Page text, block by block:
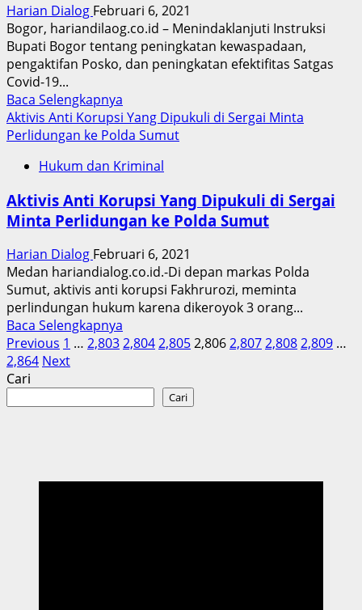
Lapangan
Merdeka
Medan
Harian Dialog Februari 6, 2021
Bogor, hariandilaog.co.id – Menindaklanjuti Instruksi
Bupati Bogor tentang peningkatan kewaspadaan,
pengaktifan Posko, dan peningkatan efektifitas Satgas
Covid-19...
Baca Selengkapnya
more
about
Berlaku
Ganjil
Genap,
Pengendera
Menuju
Puncak
Bogor
Diminta
Hasil
Antigen
Aktivis Anti Korupsi Yang Dipukuli di Sergai Minta
Perlidungan ke Polda Sumut
Hukum dan Kriminal
Aktivis Anti Korupsi Yang Dipukuli di Sergai
Minta Perlidungan ke Polda Sumut
Harian Dialog Februari 6, 2021
Medan hariandialog.co.id.-Di depan markas Polda
Sumut, aktivis anti korupsi Fakhrurozi, meminta
perlindungan hukum karena dikeroyok 3 orang...
Baca Selengkapnya
more
Sergai
Paginasi
pos
Previous 1 … 2,8032,8042,8052,8062,8072,8082,809 …
2,864 Next
Cari
Cari